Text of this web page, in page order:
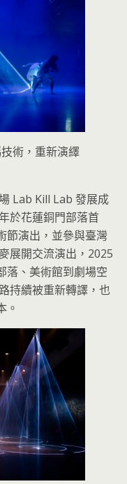
術，重新演繹
Lab Kill Lab 發展成
於花蓮銅門部落首
節演出，並參與臺灣
展開交流演出，2025
落、美術館到劇場空
持續被重新轉譯，也
。